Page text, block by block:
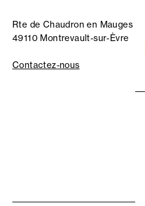
Rte de Chaudron en Mauges
49110 Montrevault-sur-Èvre
Contactez-nous